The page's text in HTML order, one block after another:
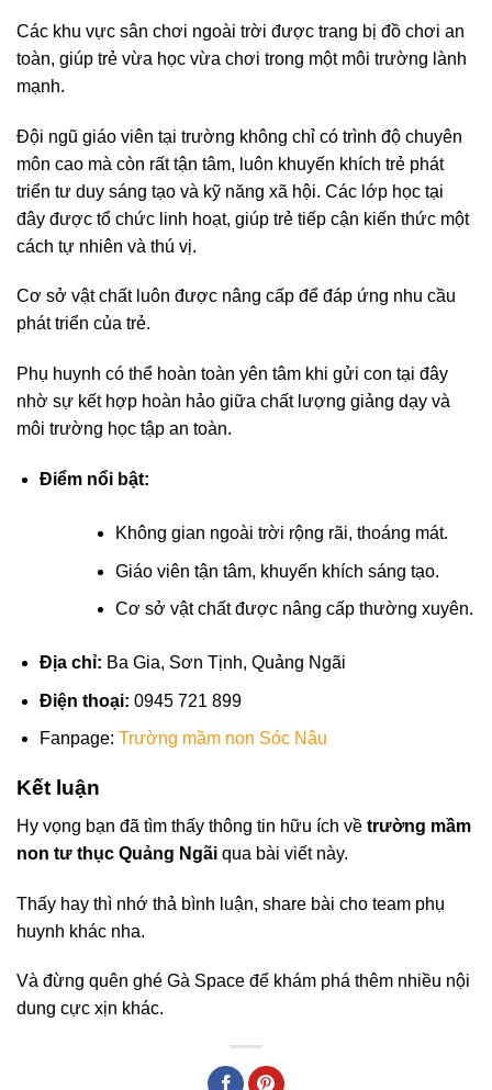
Các khu vực sân chơi ngoài trời được trang bị đồ chơi an
toàn, giúp trẻ vừa học vừa chơi trong một môi trường lành
mạnh.
Đội ngũ giáo viên tại trường không chỉ có trình độ chuyên
môn cao mà còn rất tận tâm, luôn khuyến khích trẻ phát
triển tư duy sáng tạo và kỹ năng xã hội. Các lớp học tại
đây được tổ chức linh hoạt, giúp trẻ tiếp cận kiến thức một
cách tự nhiên và thú vị.
Cơ sở vật chất luôn được nâng cấp để đáp ứng nhu cầu
phát triển của trẻ.
Phụ huynh có thể hoàn toàn yên tâm khi gửi con tại đây
nhờ sự kết hợp hoàn hảo giữa chất lượng giảng dạy và
môi trường học tập an toàn.
Điểm nổi bật:
Không gian ngoài trời rộng rãi, thoáng mát.
Giáo viên tận tâm, khuyến khích sáng tạo.
Cơ sở vật chất được nâng cấp thường xuyên.
Địa chỉ: Ba Gia, Sơn Tịnh, Quảng Ngãi
Điện thoại: 0945 721 899
Fanpage: Trường mầm non Sóc Nâu
Kết luận
Hy vọng bạn đã tìm thấy thông tin hữu ích về trường mầm
non tư thục Quảng Ngãi qua bài viết này.
Thấy hay thì nhớ thả bình luận, share bài cho team phụ
huynh khác nha.
Và đừng quên ghé Gà Space để khám phá thêm nhiều nội
dung cực xịn khác.